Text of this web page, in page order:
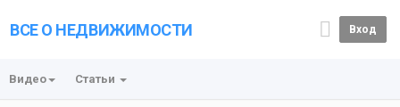
ВСЕ О НЕДВИЖИМОСТИ Вход
Видео Статьи